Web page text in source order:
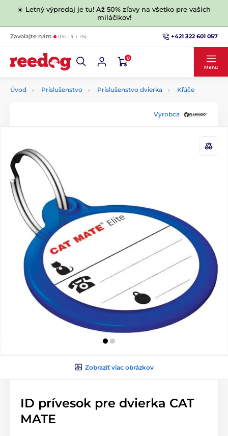
☀️ Letný výpredaj je tu! Až 50% zľavy na všetko pre vašich
miláčikov!
Zavolajte nám (Po-Pi 7-15) +421 322 601 057
0
Menu
Úvod Príslušenstvo Príslušenstvo dvierka Kľúče
Výrobca
Zobraziť viac obrázkov
ID prívesok pre dvierka CAT
MATE